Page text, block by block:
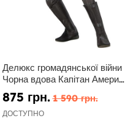
Делюкс громадянської війни
Чорна вдова Капітан Америка
костюм для дівчаток
875 грн. 1 590 грн.
ДОСТУПНО